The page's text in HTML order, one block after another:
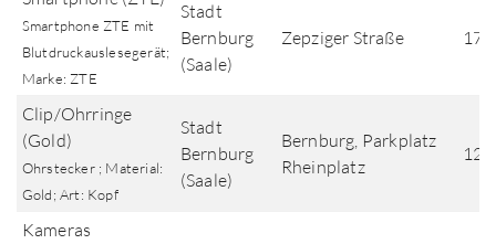
Smartphone ZTE mit
Blutdruckauslesegerät;
Marke: ZTE
Stadt
Bernburg
(Saale)
Zepziger Straße
Clip/Ohrringe
(Gold)
Ohrstecker ; Material:
Gold; Art: Kopf
Stadt
Bernburg
(Saale)
Bernburg, Parkplatz
Rheinplatz
Kameras